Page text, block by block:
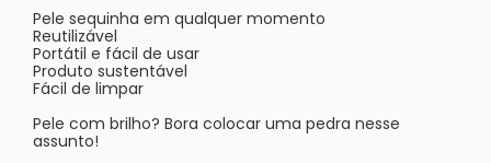
Pele sequinha em qualquer momento
Reutilizável
Portátil e fácil de usar
Produto sustentável
Fácil de limpar
Pele com brilho? Bora colocar uma pedra nesse
assunto!